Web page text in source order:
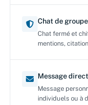
Chat de
Chat fermé et
mentions,
Message
Message
individuels ou à